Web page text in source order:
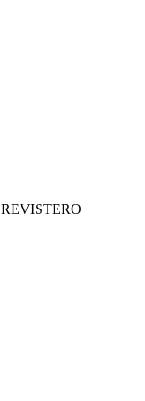
REVISTERO